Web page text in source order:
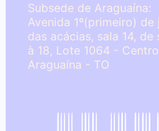
Subsede de Araguaína:
Avenida 1º(primeiro)
das acácias, sala 14,
à 18, Lote 1064 -
Araguaína - TO